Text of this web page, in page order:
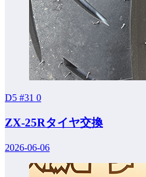
D5 #31 0
ZX-25Rタイヤ交換
2026-06-06